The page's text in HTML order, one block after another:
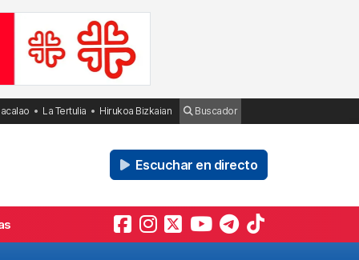
La Tertulia Hirukoa Bizkaian Buscador
Escuchar en directo